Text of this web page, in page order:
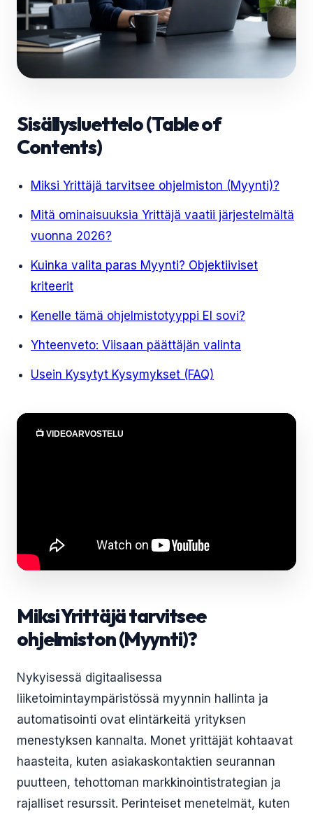
Sisällysluettelo (Table of
Contents)
Miksi Yrittäjä tarvitsee ohjelmiston (Myynti)?
Mitä ominaisuuksia Yrittäjä vaatii järjestelmältä
vuonna 2026?
Kuinka valita paras Myynti? Objektiiviset
kriteerit
Kenelle tämä ohjelmistotyyppi EI sovi?
Yhteenveto: Viisaan päättäjän valinta
Usein Kysytyt Kysymykset (FAQ)
📺 VIDEOARVOSTELU
Miksi Yrittäjä tarvitsee
ohjelmiston (Myynti)?
Nykyisessä digitaalisessa
liiketoimintaympäristössä myynnin hallinta ja
automatisointi ovat elintärkeitä yrityksen
menestyksen kannalta. Monet yrittäjät kohtaavat
haasteita, kuten asiakaskontaktien seurannan
puutteen, tehottoman markkinointistrategian ja
rajalliset resurssit. Perinteiset menetelmät, kuten